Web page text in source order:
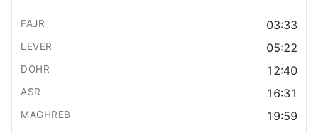
03:33
05:22
12:40
16:31
19:59